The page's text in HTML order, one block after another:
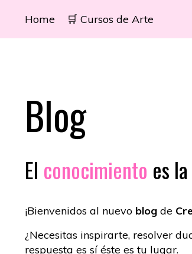
Home 🛒 Cursos de Arte
Blog
El conocimiento es
¡Bienvenidos al nuevo blog de
¿Necesitas inspirarte, resolver
respuesta es sí éste es tu lugar.